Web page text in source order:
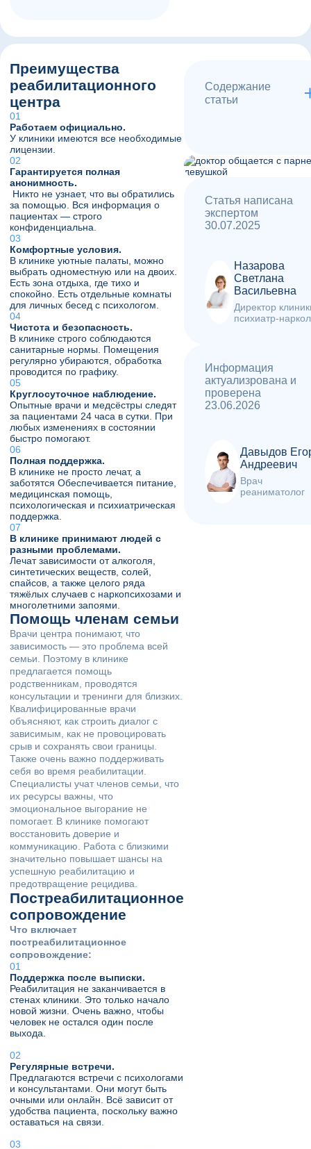
Преимущества
реабилитационного
центра
Работаем официально.
У клиники имеются все необходимые
лицензии.
Гарантируется полная
анонимность.
Никто не узнает, что вы обратились
за помощью. Вся информация о
пациентах — строго
конфиденциальна.
Комфортные условия.
В клинике уютные палаты, можно
выбрать одноместную или на двоих.
Есть зона отдыха, где тихо и
спокойно. Есть отдельные комнаты
для личных бесед с психологом.
Чистота и безопасность.
В клинике строго соблюдаются
санитарные нормы. Помещения
регулярно убираются, обработка
проводится по графику.
Круглосуточное наблюдение.
Опытные врачи и медсёстры следят
за пациентами 24 часа в сутки. При
любых изменениях в состоянии
быстро помогают.
Полная поддержка.
В клинике не просто лечат, а
заботятся Обеспечивается питание,
медицинская помощь,
психологическая и психиатрическая
поддержка.
В клинике принимают людей с
разными проблемами.
Лечат зависимости от алкоголя,
синтетических веществ, солей,
спайсов, а также целого ряда
тяжёлых случаев с наркопсихозами и
многолетними запоями.
Помощь членам семьи
Врачи центра понимают, что
зависимость — это проблема всей
семьи. Поэтому в клинике
предлагается помощь
родственникам, проводятся
консультации и тренинги для близких.
Квалифицированные врачи
объясняют, как строить диалог с
зависимым, как не провоцировать
срыв и сохранять свои границы.
Также очень важно поддерживать
себя во время реабилитации.
Специалисты учат членов семьи, что
их ресурсы важны, что
эмоциональное выгорание не
помогает. В клинике помогают
восстановить доверие и
коммуникацию. Работа с близкими
значительно повышает шансы на
успешную реабилитацию и
предотвращение рецидива.
Постреабилитационное
сопровождение
Что включает
постреабилитационное
сопровождение:
Поддержка после выписки.
Реабилитация не заканчивается в
стенах клиники. Это только начало
новой жизни. Очень важно, чтобы
человек не остался один после
выхода.
Регулярные встречи.
Предлагаются встречи с психологами
и консультантами. Они могут быть
очными или онлайн. Всё зависит от
удобства пациента, поскольку важно
оставаться на связи.
Содержание
статьи
Статья написана
экспертом
30.07.2025
Назарова
Светлана
Васильевна
Директор
психиатр-
Информация
актуализрована и
проверена
23.06.2026
Давыдов
Андреевич
Врач
реаниматолог